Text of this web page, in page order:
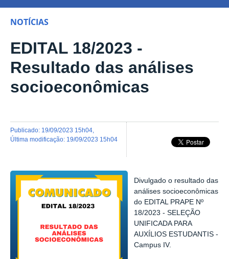
NOTÍCIAS
EDITAL 18/2023 -
Resultado das análises
socioeconômicas
publicado: 19/09/2023 15h04
última modificação: 19/09/2023 15h04
Divulgado o resultado das
análises socioeconômicas
do EDITAL PRAPE Nº
18/2023 - SELEÇÃO
UNIFICADA PARA
AUXÍLIOS ESTUDANTIS -
Campus IV.